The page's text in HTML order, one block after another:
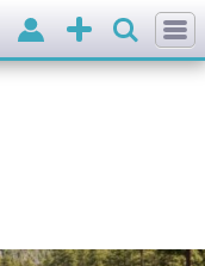
Додати
оголошення
Вхід